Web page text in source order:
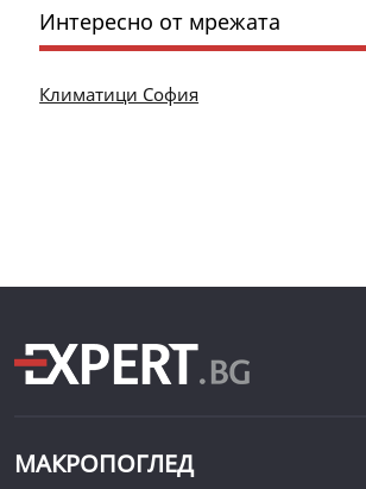
Интересно от мрежата
Климатици София
МАКРОПОГЛЕД